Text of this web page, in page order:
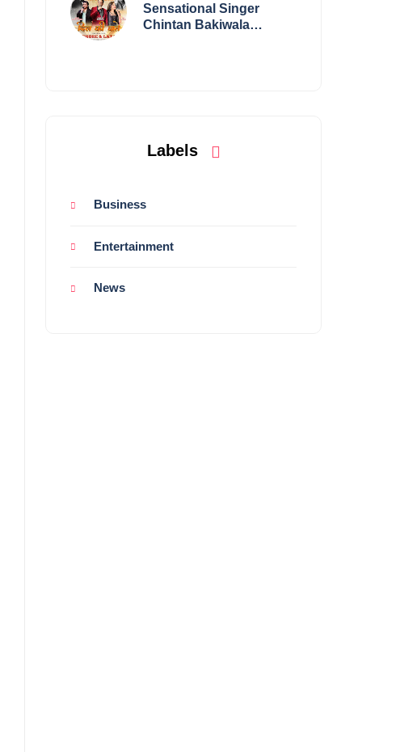
Sensational Singer
Chintan Bakiwala
Labels
Business
Entertainment
News